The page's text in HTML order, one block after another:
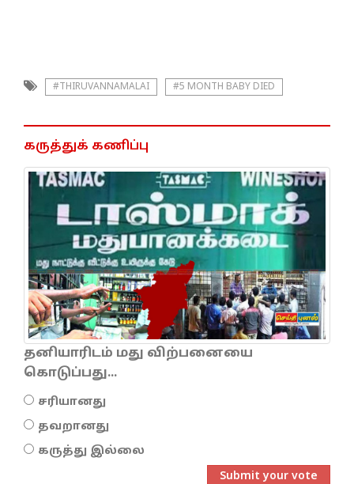
#THIRUVANNAMALAI #5 MONTH BABY DIED
கருத்துக் கணிப்பு
தனியாரிடம் மது விற்பனையை
கொடுப்பது...
சரியானது
தவறானது
கருத்து இல்லை
Submit your vote